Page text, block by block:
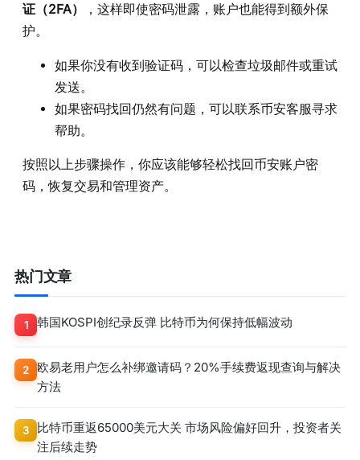
证（2FA）
，这样即使密码泄露，账户也能得到额外保
护。
如果你没有收到验证码，可以检查垃圾邮件或重试
发送。
如果密码找回仍然有问题，可以联系币安客服寻求
帮助。
按照以上步骤操作，你应该能够轻松找回币安账户密
码，恢复交易和管理资产。
热门文章
1 韩国KOSPI创纪录反弹 比特币为何保持低幅波动
2
欧易老用户怎么补绑邀请码？20%手续费返现查询与解决
方法
3
比特币重返65000美元大关 市场风险偏好回升，投资者关
注后续走势